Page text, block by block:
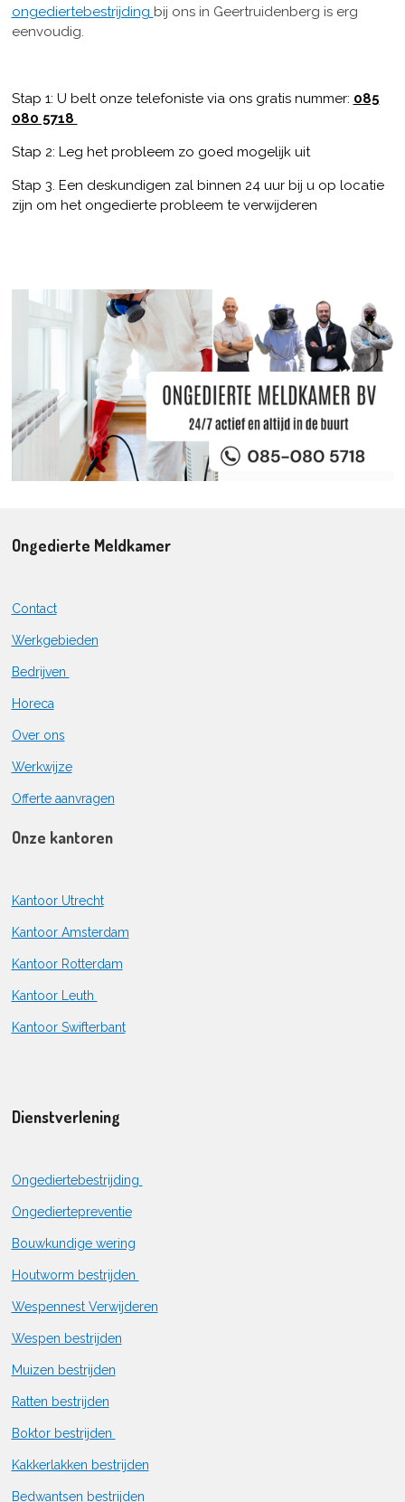
ongediertebestrijding bij ons in Geertruidenberg is erg
eenvoudig.
Stap 1: U belt onze telefoniste via ons gratis nummer: 085
080 5718
Stap 2: Leg het probleem zo goed mogelijk uit
Stap 3. Een deskundigen zal binnen 24 uur bij u op locatie
zijn om het ongedierte probleem te verwijderen
Ongedierte Meldkamer
Contact
Werkgebieden
Bedrijven
Horeca
Over ons
Werkwijze
Offerte aanvragen
Onze kantoren
Kantoor Utrecht
Kantoor Amsterdam
Kantoor Rotterdam
Kantoor Leuth
Kantoor Swifterbant
Dienstverlening
Ongediertebestrijding
Ongediertepreventie
Bouwkundige wering
Houtworm bestrijden
Wespennest Verwijderen
Wespen bestrijden
Muizen bestrijden
Ratten bestrijden
Boktor bestrijden
Kakkerlakken bestrijden
Bedwantsen bestrijden